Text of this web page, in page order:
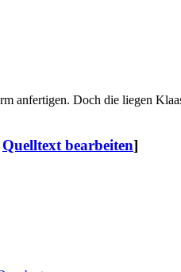
anfertigen. Doch die liegen
Quelltext bearbeiten]